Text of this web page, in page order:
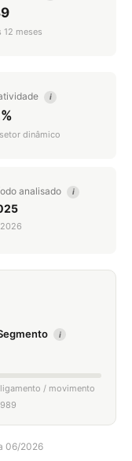
12 meses
i
dinâmico
analisado i
i
/ movimento
06/2026